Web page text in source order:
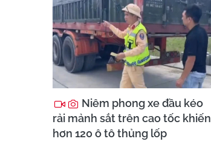
Niêm phong xe đầu kéo
rải mảnh sắt trên cao tốc khiến
hơn 120 ô tô thủng lốp